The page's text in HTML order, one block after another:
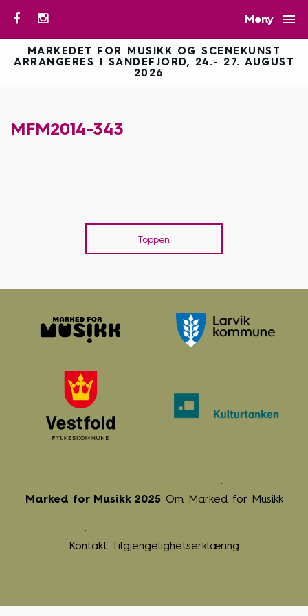
Meny 
MARKEDET FOR MUSIKK OG SCENEKUNST
ARRANGERES I SANDEFJORD, 24.- 27. AUGUST
2026
MFM2014-343
Toppen
Marked for Musikk 2025 Om Marked for Musikk
Kontakt Tilgjengelighetserklæring